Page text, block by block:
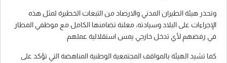
وتحذر هيئة الطيران المدني والارصاد من التبعات الخطيرة لمثل هذه
الإجراءات على البلاد وسيادته، معلنة تضامنها الكامل مع موظفي المطار
في رفضهم لأي تدخل خارجي يمس استقلالية عملهم.
كما تشيد الهيئة بالمواقف المجتمعية الوطنية المناهضة التي تؤكد على